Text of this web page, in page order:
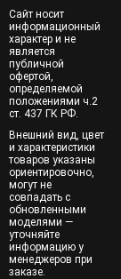
Сайт носит
информационный
характер и не
является
публичной
офертой,
определяемой
положениями ч.2
ст. 437 ГК РФ.
Внешний вид, цвет
и характеристики
товаров указаны
ориентировочно,
могут не
совпадать с
обновленными
моделями —
уточняйте
информацию у
менеджеров при
заказе.